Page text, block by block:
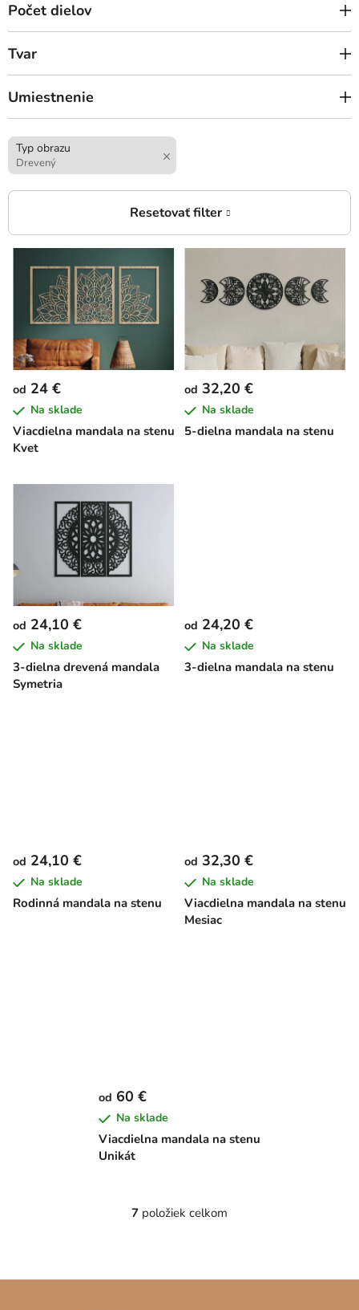
Počet dielov
Tvar
Umiestnenie
Typ obrazu
Drevený
V
s
p
r
o
d
u
t
Viacdielna mandala na stenu
Kvet
od 24 €
Na sklade
5-dielna mandala na stenu
od 32,20 €
Na sklade
3-dielna drevená mandala
Symetria
od 24,10 €
Na sklade
3-dielna mandala na stenu
od 24,20 €
Na sklade
Rodinná mandala na stenu
od 24,10 €
Na sklade
Viacdielna mandala na stenu
Mesiac
od 32,30 €
Na sklade
Viacdielna mandala na stenu
Unikát
od 60 €
Na sklade
O
7 položiek celkom